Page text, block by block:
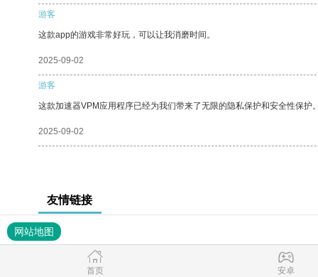
游客
这款app的游戏非常好玩，可以让我消磨时间。
2025-09-02
游客
这款加速器VPM应用程序已经为我们带来了无限的隐私保护和安全性保护
2025-09-02
友情链接
网站地图
首页 安卓